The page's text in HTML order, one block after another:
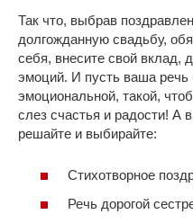
Так что, выбрав
долгожданную свадьбу,
себя, внесите свой вклад,
эмоций. И пусть ваша
эмоциональной, такой,
слез счастья и радости! А
решайте и выбирайте:
Стихотворное
Речь дорогой